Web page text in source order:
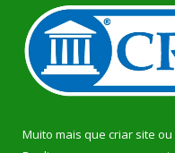
Muito mais que criar site ou